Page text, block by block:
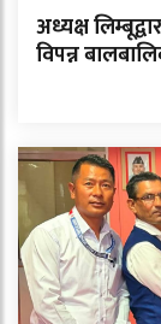
अध्यक्ष
विपन्न